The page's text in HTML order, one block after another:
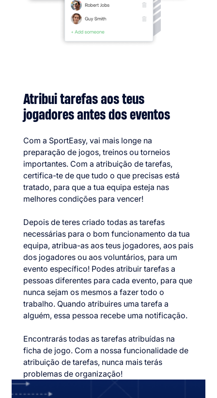
Atribui tarefas aos teus
jogadores antes dos eventos
Com a SportEasy, vai mais longe na
preparação de jogos, treinos ou torneios
importantes. Com a atribuição de tarefas,
certifica-te de que tudo o que precisas está
tratado, para que a tua equipa esteja nas
melhores condições para vencer!
Depois de teres criado todas as tarefas
necessárias para o bom funcionamento da tua
equipa, atribua-as aos teus jogadores, aos pais
dos jogadores ou aos voluntários, para um
evento específico! Podes atribuir tarefas a
pessoas diferentes para cada evento, para que
nunca sejam os mesmos a fazer todo o
trabalho. Quando atribuires uma tarefa a
alguém, essa pessoa recebe uma notificação.
Encontrarás todas as tarefas atribuídas na
ficha de jogo. Com a nossa funcionalidade de
atribuição de tarefas, nunca mais terás
problemas de organização!